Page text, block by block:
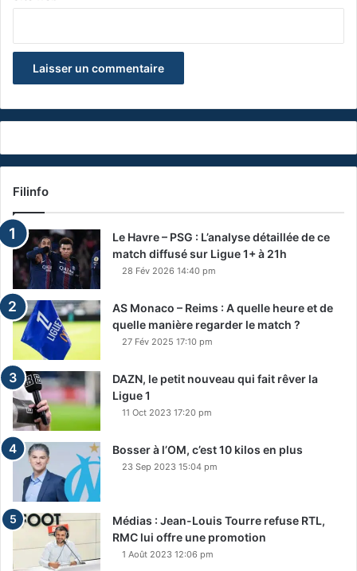
Filinfo
Le Havre – PSG : L’analyse détaillée de ce
match diffusé sur Ligue 1+ à 21h
28 Fév 2026 14:40 pm
AS Monaco – Reims : A quelle heure et de
quelle manière regarder le match ?
27 Fév 2025 17:10 pm
DAZN, le petit nouveau qui fait rêver la
Ligue 1
11 Oct 2023 17:20 pm
Bosser à l’OM, c’est 10 kilos en plus
23 Sep 2023 15:04 pm
Médias : Jean-Louis Tourre refuse RTL,
RMC lui offre une promotion
1 Août 2023 12:06 pm